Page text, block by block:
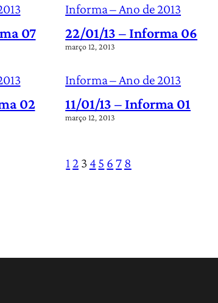
07
Informa – Ano de 2013
22/01/13 – Informa 06
março 12, 2013
02
Informa – Ano de 2013
11/01/13 – Informa 01
março 12, 2013
1 2 3 4 5 6 7 8